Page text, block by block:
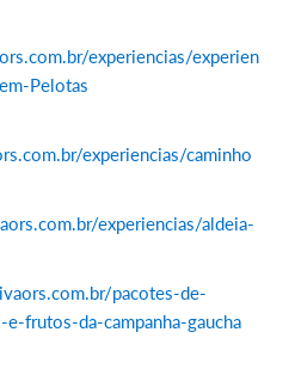
experiencias/experien
Pelotas
experiencias/caminho
experiencias/aldeia-
pacotes-de-
frutos-da-campanha-gaucha